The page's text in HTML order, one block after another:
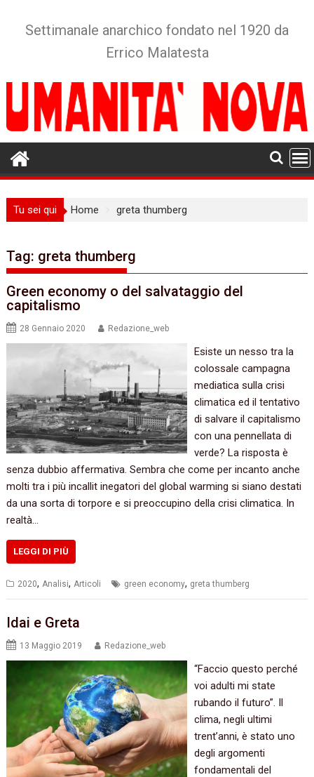
Settimanale anarchico fondato nel 1920 da
Errico Malatesta
Tu sei qui Home greta thumberg
Tag: greta thumberg
Green economy o del salvataggio del
capitalismo
28 Gennaio 2020 Redazione_web
Esiste un nesso tra la
colossale campagna
mediatica sulla crisi
climatica ed il tentativo
di salvare il capitalismo
con una pennellata di
verde? La risposta è
senza dubbio affermativa. Sembra che come per incanto anche
molti tra i più incallit inegatori del global warming si siano destati
da una sorta di torpore e si preoccupino della crisi climatica. In
realtà…
LEGGI DI PIÙ
2020,Analisi,Articoli green economy, greta thumberg
Idai e Greta
13 Maggio 2019 Redazione_web
“Faccio questo perché
voi adulti mi state
rubando il futuro”. Il
clima, negli ultimi
trent’anni, è stato uno
degli argomenti
fondamentali del